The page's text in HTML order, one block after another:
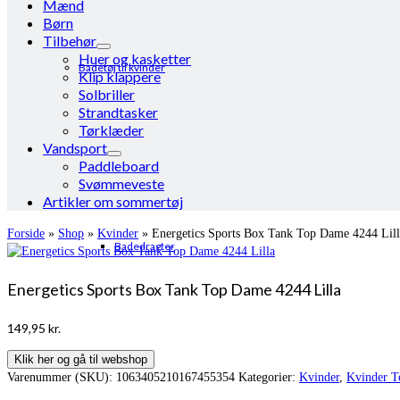
Badetøj til kvinder
Badedragter
Mænd
Børn
Tilbehør
Huer og kasketter
Klip klappere
Solbriller
Strandtasker
Tørklæder
Vandsport
Paddleboard
Svømmeveste
Artikler om sommertøj
Forside » Shop » Kvinder » Energetics Sports Box Tank Top Dame 4244
Energetics Sports Box Tank Top Dame 4244 Lilla
149,95 kr.
Klik her og gå til webshop
Varenummer (SKU): 1063405210167455354 Kategorier: Kvinder, Kvinder